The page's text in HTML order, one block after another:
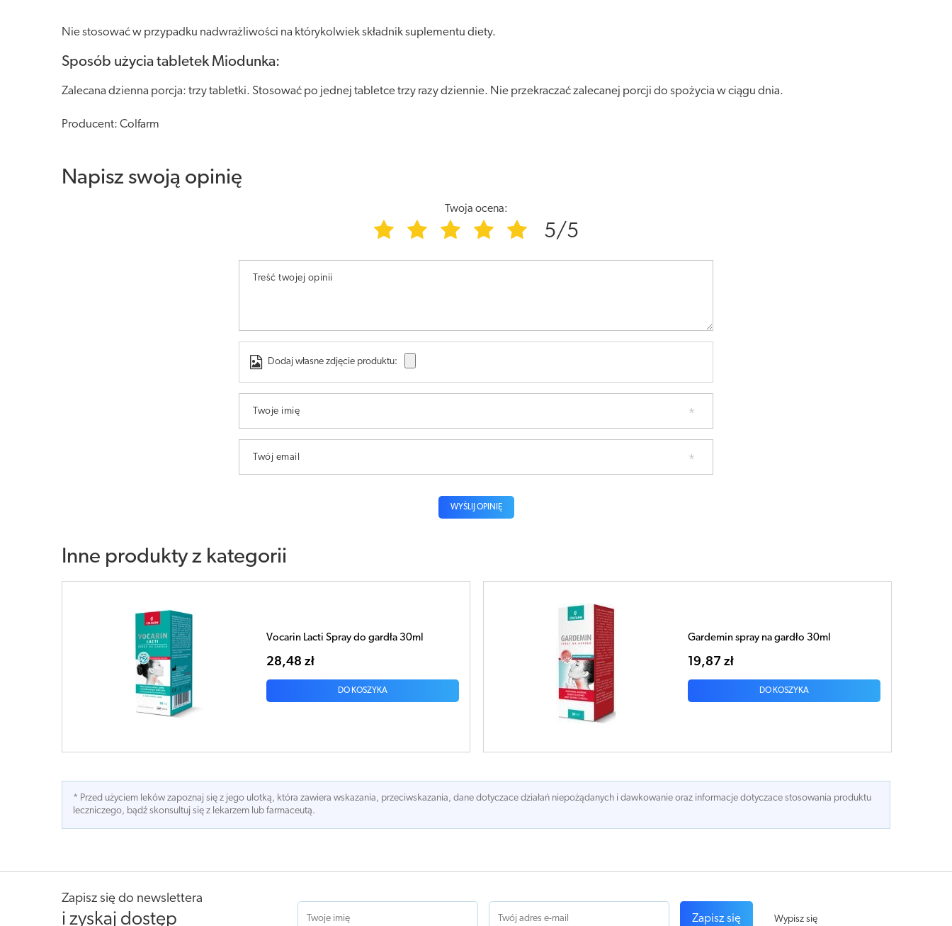
Nie stosować w przypadku nadwrażliwości na którykolwiek składnik suplementu diety.
Sposób użycia tabletek Miodunka:
Zalecana dzienna porcja: trzy tabletki. Stosować po jednej tabletce trzy razy dziennie. Nie przekraczać zalecanej porcji do spożycia w ciągu dnia.
Producent: Colfarm
Napisz swoją opinię
Twoja ocena:
5/5
Treść twojej opinii
Dodaj własne zdjęcie produktu:
Twoje imię
Twój email
WYŚLIJ OPINIĘ
Inne produkty z kategorii
Vocarin Lacti Spray do gardła 30ml
28,48 zł
DO KOSZYKA
Gardemin spray na gardło 30ml
19,87 zł
DO KOSZYKA
* Przed użyciem leków zapoznaj się z jego ulotką, która zawiera wskazania, przeciwskazania, dane dotyczace działań niepożądanych i dawkowanie oraz informacje dotyczace stosowania produktu
leczniczego, bądź skonsultuj się z lekarzem lub farmaceutą.
Zapisz się do newslettera
i zyskaj dostęp Zapisz się Wypisz się